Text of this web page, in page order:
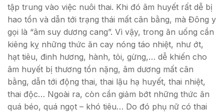
tập trung vào việc nuôi thai. Khi đó âm huyết rất dễ bị
hao tổn và dẫn tới trạng thái mất cân bằng, mà Đông y
gọi là “âm suy dương cang”. Vì vậy, trong ăn uống cần
kiêng kỵ những thức ăn cay nóng táo nhiệt, như ớt,
hạt tiêu, đinh hương, hành, tỏi, gừng,… dễ khiến cho
âm huyết bị thương tổn nặng, âm dương mất cân
bằng, dẫn tới động thai, thai lậu hạ huyết, thai nhiệt,
thai độc… Ngoài ra, còn cần giảm bớt những thức ăn
quá béo, quá ngọt – khó tiêu… Do đó phụ nữ có thai